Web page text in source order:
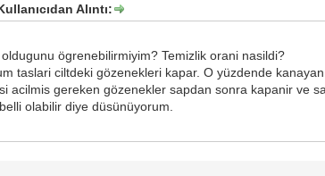
Alıntı:
ögrenebilirmiyim? Temizlik orani nasildi?
taslari ciltdeki gözenekleri kapar. O yüzdende
acilmis gereken gözenekler sapdan sonra kapanir ve
olabilir diye düsünüyorum.